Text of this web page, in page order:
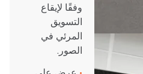
وفقًا لإيقاع
التسويق
المرئي في
الصور.